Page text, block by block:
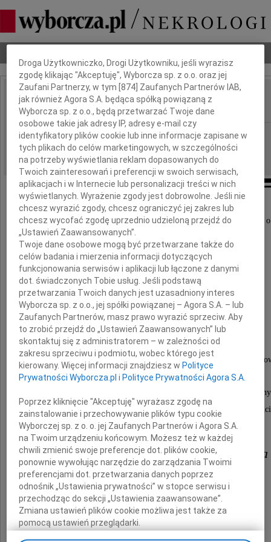
IMIĘ I NAZWISKO: Piotr Kochanek
REGION: Katowice
DATA EMISJI: 14.12.2023
Z głębokim żalem i smutkiem przyjęliśmy wiadomość
Piotra Kochanka
który pełnił funkcję Rzecznika Prasowego Miasta
Przez lata współpracy, był dla nas przyjacielem,
i dobrym człowiekiem, co jeszcze bardziej pogłębia nasze
Rodzinie i Najbliższym Piotra
składamy
najszczersze wyrazy głębokiego współczucia.
Zarząd i Pracownicy
Dbamy o Twoją prywatność
Droga Użytkowniczko, Drogi Użytkowniku, jeśli wyrazisz
zgodę klikając "Akceptuję", Wyborcza sp. z o.o. oraz jej
Zaufani Partnerzy, w tym [874] Zaufanych Partnerów IAB,
jak również Agora S.A. będąca spółką powiązaną z
Wyborcza sp. z o.o., będą przetwarzać Twoje dane
osobowe takie jak adresy IP, adresy e-mail czy
identyfikatory plików cookie lub inne informacje zapisane w
tych plikach do celów marketingowych, w szczególności
na potrzeby wyświetlania reklam dopasowanych do
Twoich zainteresowań i preferencji w swoich serwisach,
aplikacjach i w Internecie lub personalizacji treści w nich
wyświetlanych. Wyrażenie zgody jest dobrowolne. Jeśli nie
chcesz wyrazić zgody, chcesz ograniczyć jej zakres lub
chcesz wycofać zgodę uprzednio udzieloną przejdź do
„Ustawień Zaawansowanych”.
Twoje dane osobowe mogą być przetwarzane także do
celów badania i mierzenia informacji dotyczących
funkcjonowania serwisów i aplikacji lub łączone z danymi
dot. świadczonych Tobie usług. Jeśli podstawą
przetwarzania Twoich danych jest uzasadniony interes
Wyborcza sp. z o.o., jej spółki powiązanej – Agora S.A. – lub
Zaufanych Partnerów, masz prawo wyrazić sprzeciw. Aby
to zrobić przejdź do „Ustawień Zaawansowanych” lub
skontaktuj się z administratorem – w zależności od
zakresu sprzeciwu i podmiotu, wobec którego jest
kierowany. Więcej informacji znajdziesz wPolityce
Prywatności Wyborcza.pl iPolityce Prywatności Agora S.A.
Poprzez kliknięcie "Akceptuję" wyrażasz zgodę na
zainstalowanie i przechowywanie plików typu cookie
Wyborczej sp. z o. o. jej Zaufanych Partnerów i Agora S.A.
na Twoim urządzeniu końcowym. Możesz też w każdej
chwili zmienić swoje preferencje dot. plików cookie,
ponownie wywołując narzędzie do zarządzania Twoimi
preferencjami dot. przetwarzania danych poprzez
odnośnik „Ustawienia prywatności” w stopce serwisu i
przechodząc do sekcji „Ustawienia zaawansowane”.
Zmiana ustawień plików cookie możliwa jest także za
pomocą ustawień przeglądarki.